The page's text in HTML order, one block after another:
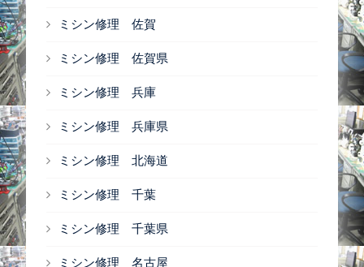
ミシン修理 佐賀
ミシン修理 佐賀県
ミシン修理 兵庫
ミシン修理 兵庫県
ミシン修理 北海道
ミシン修理 千葉
ミシン修理 千葉県
ミシン修理 名古屋